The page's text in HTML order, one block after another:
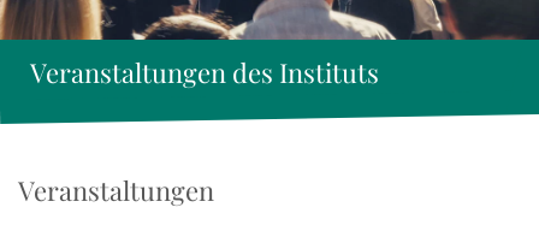
Veranstaltungen des Instituts
Veranstaltungen